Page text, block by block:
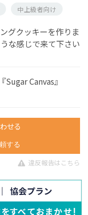
中上級者向け
グクッキーを作りま
な感じで来て下さい
Canvas』
せる
する
違反報告はこちら